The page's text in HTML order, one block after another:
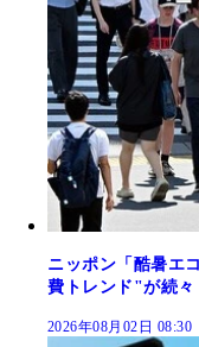
ニッポン「酷暑エ
費トレンド"が続々
2026年08月02日 08:30